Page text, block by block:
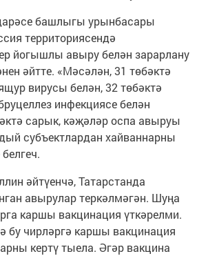
башлыгы урынбасары
территориясендә
йогышлы авыру белән зарарлану
әйтте. «Мәсәлән, 31 төбәктә
вирусы белән, 32 төбәктә
инфекциясе белән
сарык, кәҗәләр оспа авыруы
субъектлардан хайваннарны
әйтүенчә, Татарстанда
авырулар теркәлмәгән. Шуңа
каршы вакцинация үткәрелми.
бу чирләргә каршы вакцинация
кертү тыела. Әгәр вакцина